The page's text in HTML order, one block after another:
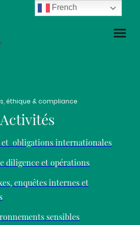
éthique & compliance
Activités
et obligations internationales
diligence et opérations
enquêtes internes et
sensibles
French